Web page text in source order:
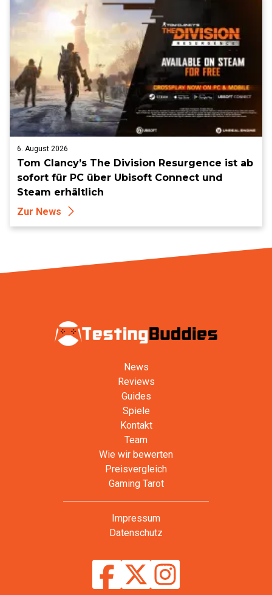
6. August 2026
Tom Clancy’s The Division Resurgence ist ab
sofort für PC über Ubisoft Connect und
Steam erhältlich
Zur News
News
Reviews
Guides
Spiele
Kontakt
Team
Wie wir bewerten
Preisvergleich
Gaming Tarot
Impressum
Datenschutz